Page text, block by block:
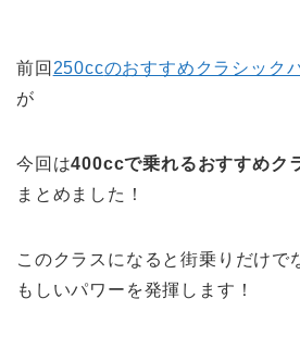
前回 250ccのおすすめクラシック
が
今回は400ccで乗れるおすすめク
まとめました！
このクラスになると街乗りだけで
もしいパワーを発揮します！